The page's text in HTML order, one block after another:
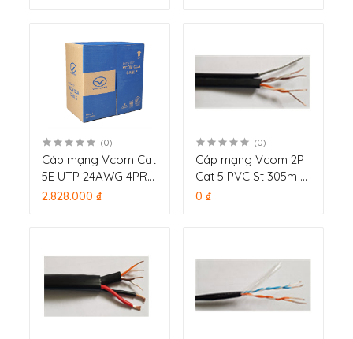
(0)
Cáp mạng Vcom Cat
5E UTP 24AWG 4PRS
– PVC 305m
2.828.000 ₫
(0)
Cáp mạng Vcom 2P
Cat 5 PVC St 305m 4
Ruột vỏ mềm
0 ₫